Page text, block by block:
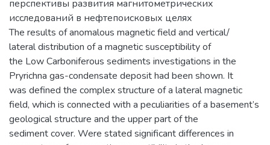
перспективы развития магнитометрических
исследований в нефтепоисковых целях
The results of anomalous magnetic field and vertical/
lateral distribution of a magnetic susceptibility of
the Low Carboniferous sediments investigations in the
Pryrichna gas-condensate deposit had been shown. It
was defined the complex structure of a lateral magnetic
field, which is connected with a peculiarities of a basement’s
geological structure and the upper part of the
sediment cover. Were stated significant differences in